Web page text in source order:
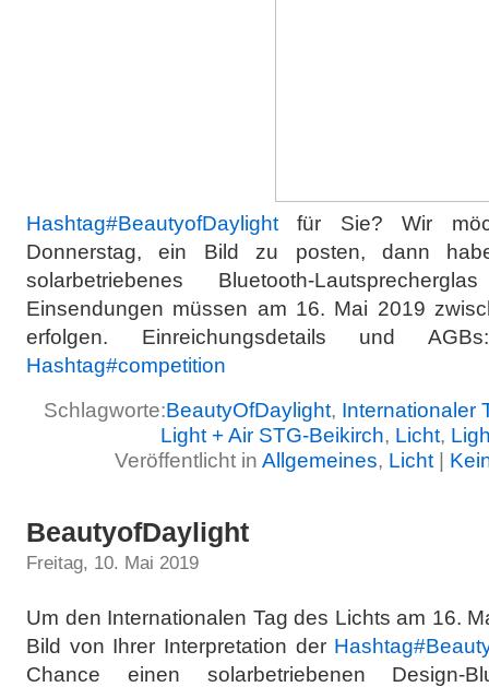
Hashtag#BeautyofDaylight für Sie? Wir
Donnerstag, ein Bild zu posten, dann
solarbetriebenes Bluetooth-
Einsendungen müssen am 16. Mai 2019
erfolgen. Einreichungsdetails und
Hashtag#competition
Schlagworte:BeautyOfDaylight, Internationaler
Light + Air STG-Beikirch, Licht,
Veröffentlicht in Allgemeines, Licht|
BeautyofDaylight
Freitag, 10. Mai 2019
Um den Internationalen Tag des Lichts am 16.
Bild von Ihrer Interpretation der Hashtag#
Chance einen solarbetriebenen Design-